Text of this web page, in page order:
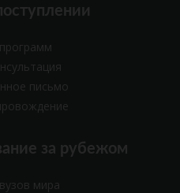
письмо
за рубежом
мира